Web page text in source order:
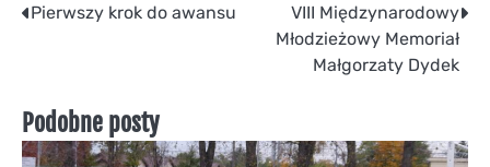
Nawigacja
Pierwszy krok do awansu
VIII Międzynarodowy
Młodzieżowy Memoriał
Małgorzaty Dydek
Podobne posty